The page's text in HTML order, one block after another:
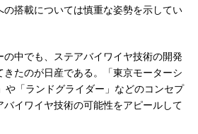
の搭載については慎重な姿勢を示してい
中でも、ステアバイワイヤ技術の開発
きたのが日産である。「東京モーターシ
や「ランドグライダー」などのコンセプ
バイワイヤ技術の可能性をアピールして